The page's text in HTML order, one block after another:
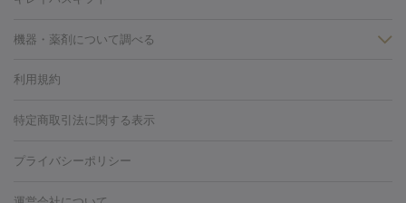
ン
ハイドラフェイシャル
美
（胸）
ほくろ・いぼ切除
ンケア
ホワイトニング
ー治療（しみ・くすみ）
ーザー治療（毛穴・ニキビ跡）
機器・薬剤について調べる
薬剤
ダーゼ
サリチル酸マクロゴールピーリング
養上清液
機器
利用規約
特定商取引法に関する表示
プライバシーポリシー